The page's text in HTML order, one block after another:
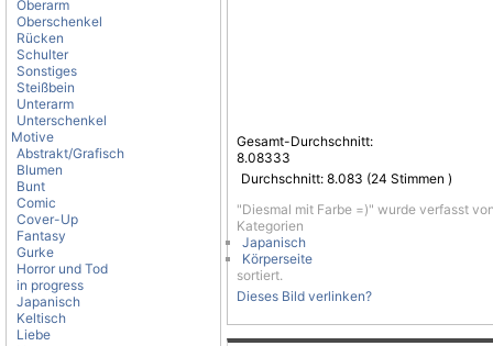
Oberarm
Oberschenkel
Rücken
Schulter
Sonstiges
Steißbein
Unterarm
Unterschenkel
Motive
Abstrakt/Grafisch
Blumen
Bunt
Comic
Cover-Up
Fantasy
Gurke
Horror und Tod
in progress
Japanisch
Keltisch
Liebe
Gesamt-Durchschnitt:
8.08333
Durchschnitt: 8.083 (24 Stimmen )
"Diesmal mit Farbe =)" wurde verfasst
Kategorien
Japanisch
Körperseite
sortiert.
Dieses Bild verlinken?